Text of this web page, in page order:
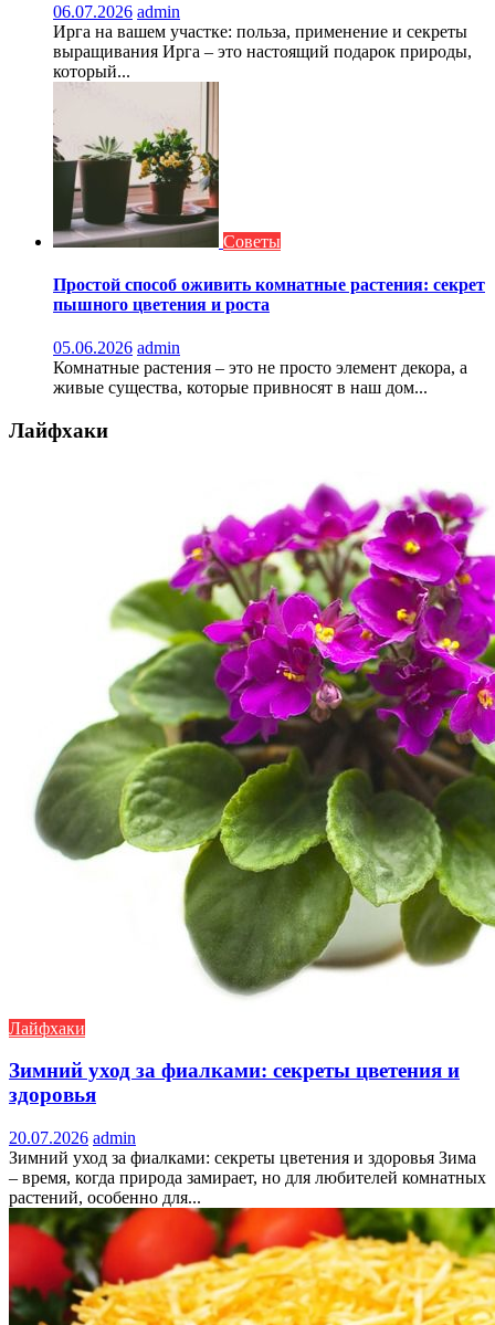
06.07.2026 admin
Ирга на вашем участке: польза, применение и секреты
выращивания Ирга – это настоящий подарок природы,
который...
Советы
Простой способ оживить комнатные растения: секрет
пышного цветения и роста
05.06.2026 admin
Комнатные растения – это не просто элемент декора, а
живые существа, которые привносят в наш дом...
Лайфхаки
Лайфхаки
Зимний уход за фиалками: секреты цветения и
здоровья
20.07.2026 admin
Зимний уход за фиалками: секреты цветения и здоровья Зима
– время, когда природа замирает, но для любителей комнатных
растений, особенно для...